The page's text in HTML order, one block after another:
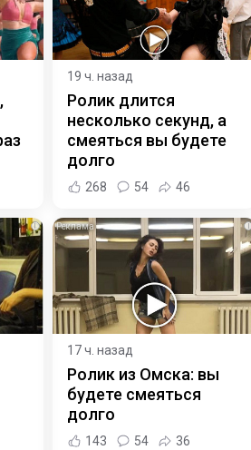
19 ч. назад
Ролик длится
несколько секунд, а
смеяться вы будете
долго
268 54 46
i i
17 ч. назад
Ролик из Омска: вы
будете смеяться
долго
143 54 36